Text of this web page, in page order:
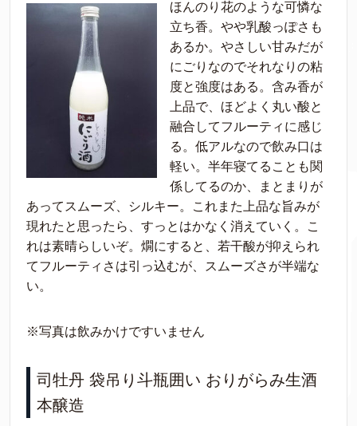
ほんのり花のような可憐な
立ち香。やや乳酸っぽさも
あるか。やさしい甘みだが
にごりなのでそれなりの粘
度と強度はある。含み香が
上品で、ほどよく丸い酸と
融合してフルーティに感じ
る。低アルなので飲み口は
軽い。半年寝てることも関
係してるのか、まとまりが
あってスムーズ、シルキー。これまた上品な旨みが
現れたと思ったら、すっとはかなく消えていく。こ
れは素晴らしいぞ。燗にすると、若干酸が抑えられ
てフルーティさは引っ込むが、スムーズさが半端な
い。
※写真は飲みかけですいません
司牡丹 袋吊り斗瓶囲い おりがらみ生酒
本醸造